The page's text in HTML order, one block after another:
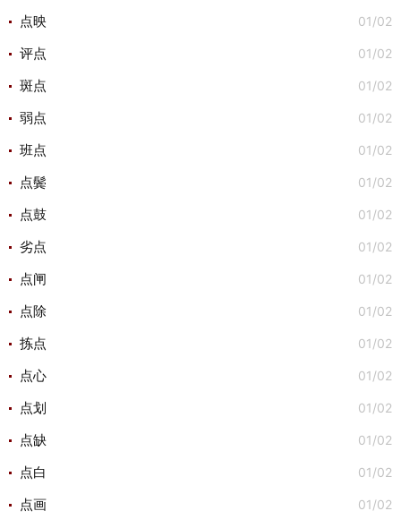
01/02
点映
01/02
评点
01/02
斑点
01/02
弱点
01/02
班点
01/02
点鬓
01/02
点鼓
01/02
劣点
01/02
点闸
01/02
点除
01/02
拣点
01/02
点心
01/02
点划
01/02
点缺
01/02
点白
01/02
点画